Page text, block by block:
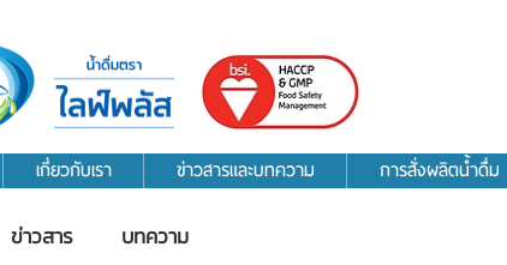
เกี่ยวกับเรา ข่าวสารและบทความ การสั่งผลิตน้ำดื่ม
ข่าวสาร บทความ